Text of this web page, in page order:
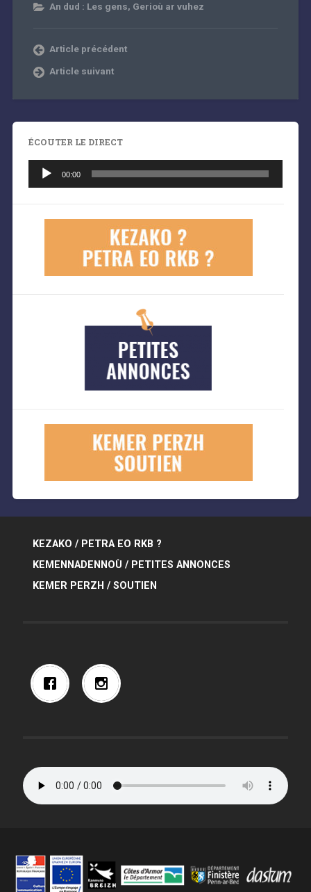
An dud : Les gens, Gerioù ar vuhez
Article précédent
Article suivant
ÉCOUTER LE DIRECT
Lecteur
audio
00:00
KEZAKO / PETRA EO RKB ?
KEMENNADENNOÙ / PETITES ANNONCES
KEMER PERZH / SOUTIEN